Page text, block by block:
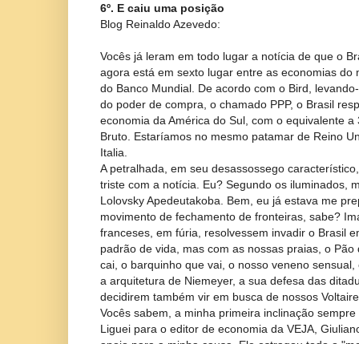
6º. E caiu uma posição
Blog Reinaldo Azevedo:
Vocês já leram em todo lugar a notícia de que o
agora está em sexto lugar entre as economias do
do Banco Mundial. De acordo com o Bird,
do poder de compra, o chamado PPP, o Brasil
economia da América do Sul, com o equivalente
Bruto. Estaríamos no mesmo patamar de Reino
Italia.
A petralhada, em seu desassossego
triste com a notícia. Eu? Segundo os iluminados,
Lolovsky Apedeutakoba. Bem, eu já estava me
movimento de fechamento de fronteiras, sabe?
franceses, em fúria, resolvessem invadir o Brasil
padrão de vida, mas com as nossas praias, o Pão
cai, o barquinho que vai, o nosso veneno
a arquitetura de Niemeyer, a sua defesa das
decidirem também vir em busca de nossos
Vocês sabem, a minha primeira inclinação
Liguei para o editor de economia da VEJA,